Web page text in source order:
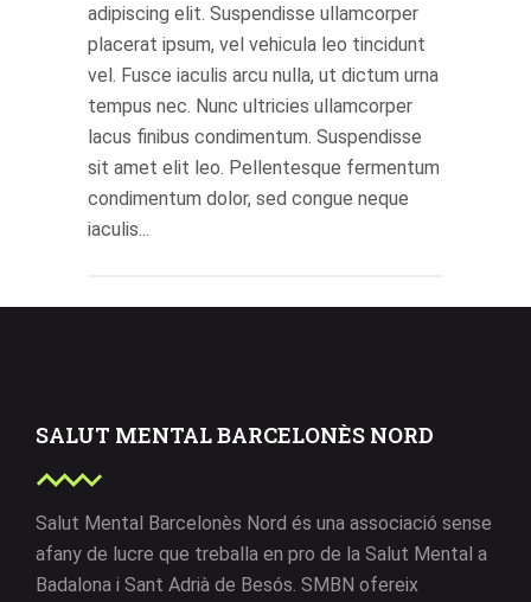
adipiscing elit. Suspendisse ullamcorper
placerat ipsum, vel vehicula leo tincidunt
vel. Fusce iaculis arcu nulla, ut dictum urna
tempus nec. Nunc ultricies ullamcorper
lacus finibus condimentum. Suspendisse
sit amet elit leo. Pellentesque fermentum
condimentum dolor, sed congue neque
iaculis...
SALUT MENTAL BARCELONÈS NORD
Salut Mental Barcelonès Nord és una associació sense
afany de lucre que treballa en pro de la Salut Mental a
Badalona i Sant Adrià de Besós. SMBN ofereix